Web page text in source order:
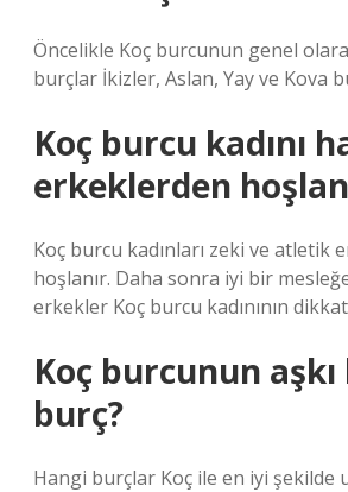
Öncelikle Koç burcunun genel
burçlar İkizler, Aslan, Yay ve Kova
Koç burcu kadını
erkeklerden
Koç burcu kadınları zeki ve atletik
hoşlanır. Daha sonra iyi bir
erkekler Koç burcu kadınının
Koç burcunun
burç?
Hangi burçlar Koç ile en iyi şekilde